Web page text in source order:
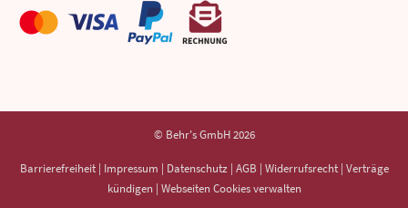
© Behr's GmbH 2026
Barrierefreiheit | Impressum | Datenschutz | AGB | Widerrufsrecht | Verträge
kündigen | Webseiten Cookies verwalten